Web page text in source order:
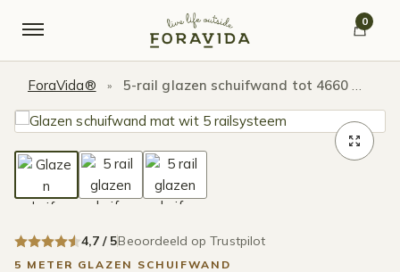
0
ForaVida® » 5-rail glazen schuifwand tot 4660 mm mat wit
4,7 / 5Beoordeeld op Trustpilot
5 METER GLAZEN SCHUIFWAND